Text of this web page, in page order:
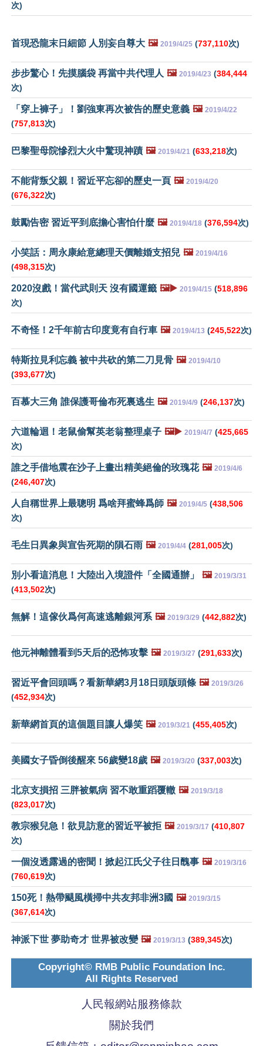
次)
首現恐龍末日細節 人別妄自尊大 🖼️ 2019/4/25 (737,110次)
步步驚心！先摸腦袋 再當中共代理人 🖼️ 2019/4/23 (384,444
次)
「穿上褲子」！劉強東再次被告的歷史意義 🖼️ 2019/4/22
(757,813次)
巴黎聖母院慘烈大火中驚現神蹟 🖼️ 2019/4/21 (633,218次)
不能背叛父親！習近平忘卻的歷史一頁 🖼️ 2019/4/20
(676,322次)
鼓勵告密 習近平到底擔心害怕什麼 🖼️ 2019/4/18 (376,594次)
小笑話：周永康給意總理天價離婚支招兒 🖼️ 2019/4/16
(498,315次)
2020沒戲！當代武則天 沒有國運籤 🖼️▶️ 2019/4/15 (518,896
次)
不奇怪！2千年前古印度竟有自行車 🖼️ 2019/4/13 (245,522次)
特斯拉見利忘義 被中共砍的第二刀見骨 🖼️ 2019/4/10
(393,677次)
百慕大三角 誰保護哥倫布死裏逃生 🖼️ 2019/4/9 (246,137次)
六道輪迴！老鼠偷幫英老翁整理桌子 🖼️▶️ 2019/4/7 (425,665
次)
誰之手借地震在沙子上畫出精美絕倫的玫瑰花 🖼️ 2019/4/6
(246,407次)
人自稱世界上最聰明 爲啥拜蜜蜂爲師 🖼️ 2019/4/5 (438,506
次)
毛生日異象與宣告死期的隕石雨 🖼️ 2019/4/4 (281,005次)
別小看這消息！大陸出入境證件「全國通辦」 🖼️ 2019/3/31
(413,502次)
無解！這傢伙爲何高速逃離銀河系 🖼️ 2019/3/29 (442,882次)
他元神離體看到5天后的恐怖攻擊 🖼️ 2019/3/27 (291,633次)
習近平會回頭嗎？看新華網3月18日頭版頭條 🖼️ 2019/3/26
(452,934次)
新華網首頁的這個題目讓人爆笑 🖼️ 2019/3/21 (455,405次)
美國女子昏倒後醒來 56歲變18歲 🖼️ 2019/3/20 (337,003次)
北京支損招 三胖被氣病 習不敢重蹈覆轍 🖼️ 2019/3/18
(823,017次)
教宗猴兒急！欲見訪意的習近平被拒 🖼️ 2019/3/17 (410,807
次)
一個沒透露過的密聞！掀起江氏父子往日醜事 🖼️ 2019/3/16
(760,619次)
150死！熱帶颶風橫掃中共友邦非洲3國 🖼️ 2019/3/15
(367,614次)
神派下世 夢助奇才 世界被改變 🖼️ 2019/3/13 (389,345次)
Copyright© RMB Public Foundation Inc.
All Rights Reserved
人民報網站服務條款
關於我們